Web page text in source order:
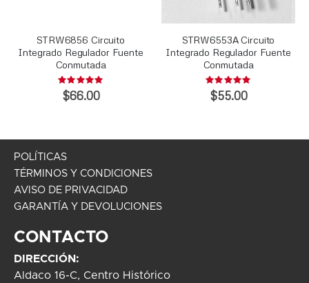
STRW6856 Circuito
Integrado Regulador Fuente
Conmutada
Rating:
0%
$66.00
STRW6553A Circuito
Integrado Regulador Fuente
Conmutada
Rating:
0%
$55.00
POLÍTICAS
TÉRMINOS Y CONDICIONES
AVISO DE PRIVACIDAD
GARANTÍA Y DEVOLUCIONES
CONTACTO
DIRECCIÓN:
Aldaco 16-C, Centro Histórico